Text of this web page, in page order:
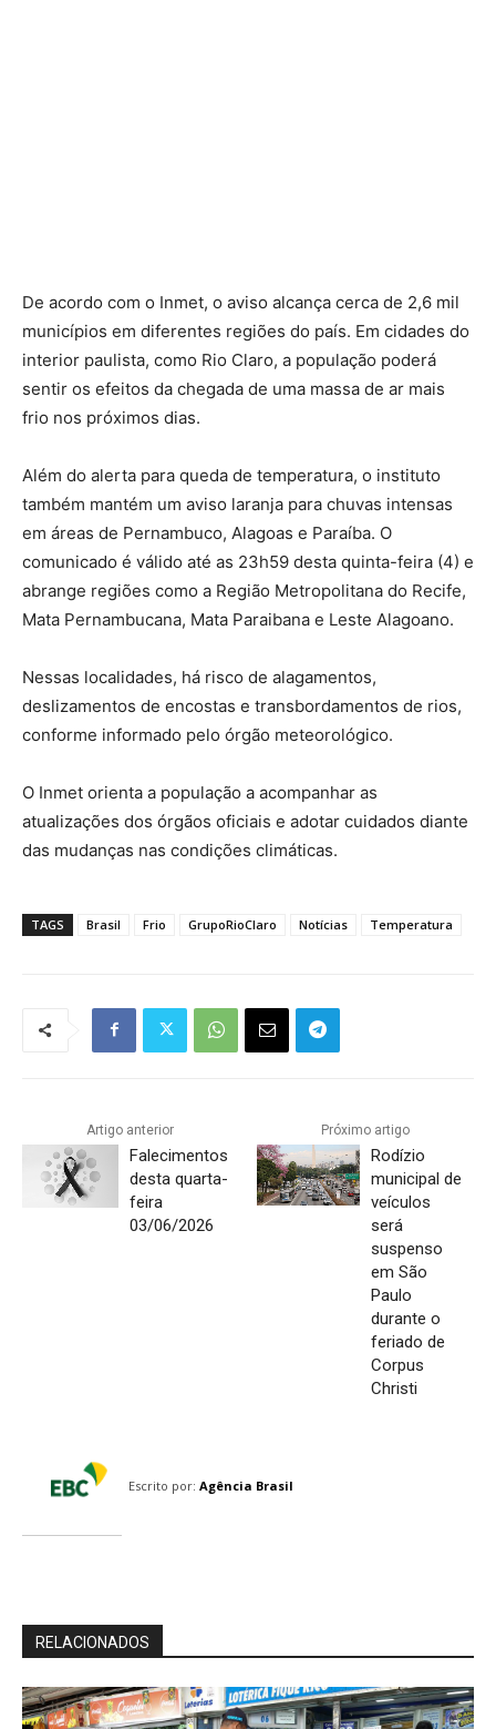
De acordo com o Inmet, o aviso alcança cerca de 2,6 mil
municípios em diferentes regiões do país. Em cidades do
interior paulista, como Rio Claro, a população poderá
sentir os efeitos da chegada de uma massa de ar mais
frio nos próximos dias.
Além do alerta para queda de temperatura, o instituto
também mantém um aviso laranja para chuvas intensas
em áreas de Pernambuco, Alagoas e Paraíba. O
comunicado é válido até as 23h59 desta quinta-feira (4) e
abrange regiões como a Região Metropolitana do Recife,
Mata Pernambucana, Mata Paraibana e Leste Alagoano.
Nessas localidades, há risco de alagamentos,
deslizamentos de encostas e transbordamentos de rios,
conforme informado pelo órgão meteorológico.
O Inmet orienta a população a acompanhar as
atualizações dos órgãos oficiais e adotar cuidados diante
das mudanças nas condições climáticas.
TAGS Brasil Frio GrupoRioClaro Notícias Temperatura
Artigo anterior
Falecimentos
desta quarta-
feira
03/06/2026
Próximo artigo
Rodízio
municipal de
veículos
será
suspenso
em São
Paulo
durante o
feriado de
Corpus
Christi
Escrito por: Agência Brasil
RELACIONADOS